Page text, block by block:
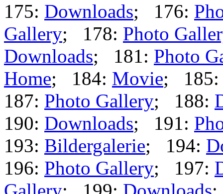
175: Downloads; 176:
Gallery; 178: Photo
Downloads; 181: Photo
Home; 184: Movie;
187: Photo Gallery; 188:
190: Downloads; 191:
193: Bildergalerie; 194:
196: Photo Gallery; 197: